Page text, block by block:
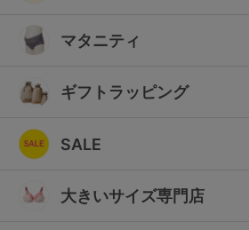
マタニティ
ギフトラッピング
SALE
大きいサイズ専門店